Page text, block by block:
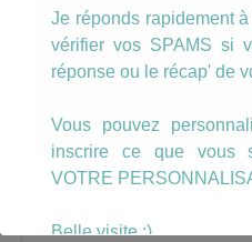
Je réponds rapidement
vérifier vos SPAMS si
réponse ou le récap' de
Vous pouvez
inscrire ce que vous
VOTRE
Belle visite :)